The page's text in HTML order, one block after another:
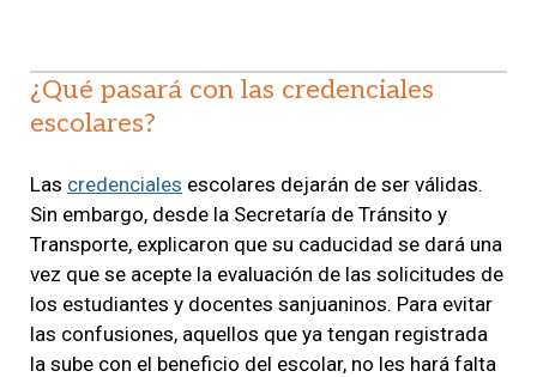
¿Qué pasará con las credenciales
escolares?
Las credenciales escolares dejarán de ser válidas.
Sin embargo, desde la Secretaría de Tránsito y
Transporte, explicaron que su caducidad se dará una
vez que se acepte la evaluación de las solicitudes de
los estudiantes y docentes sanjuaninos. Para evitar
las confusiones, aquellos que ya tengan registrada
la sube con el beneficio del escolar, no les hará falta